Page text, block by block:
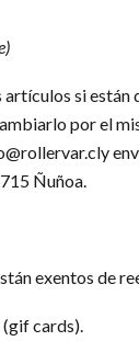
si están
por el
Ñuñoa.
exentos de
cards).